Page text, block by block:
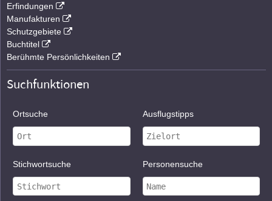
Erfindungen
Manufakturen
Schutzgebiete
Buchtitel
Berühmte Persönlichkeiten
Suchfunktionen
Ortsuche Ausflugstipps
Stichwortsuche Personensuche